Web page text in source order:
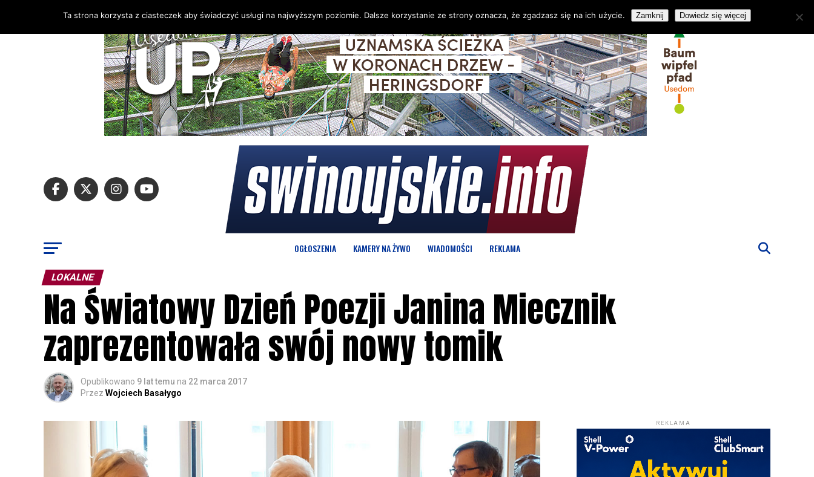
OGŁOSZENIA KAMERY NA ŻYWO WIADOMOŚCI REKLAMA
LOKALNE
Na Światowy Dzień Poezji Janina Miecznik
zaprezentowała swój nowy tomik
Opublikowano 9 lat temu na 22 marca 2017
Przez Wojciech Basałygo
REKLAMA
Ta strona korzysta z ciasteczek aby świadczyć usługi na najwyższym poziomie. Dalsze korzystanie ze strony oznacza, że zgadzasz się na ich użycie. Zamknij Dowiedz się więcej